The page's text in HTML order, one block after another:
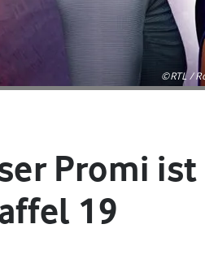
©RTL /
Promi
19